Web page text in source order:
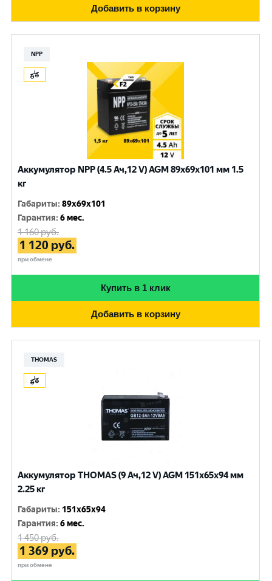
Добавить в корзину
NPP
Аккумулятор NPP (4.5 Ач,12 V) AGM 89x69x101 мм 1.5
кг
Габариты:89x69x101
Гарантия:6 мес.
1 160руб.
1 120 руб.
при обмене
Купить в 1 клик
Добавить в корзину
THOMAS
Аккумулятор THOMAS (9 Ач,12 V) AGM 151x65x94 мм
2.25 кг
Габариты: 151x65x94
Гарантия:6 мес.
1 450руб.
1 369 руб.
при обмене